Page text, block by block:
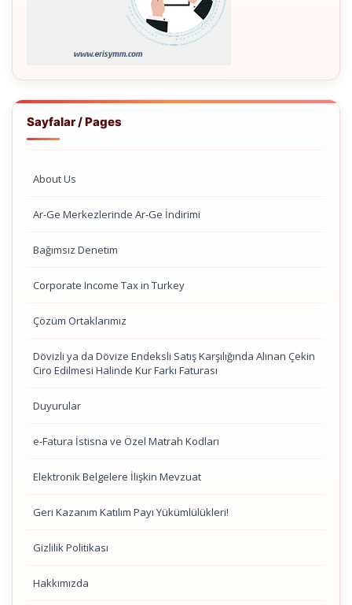
Sayfalar / Pages
About Us
Ar-Ge Merkezlerinde Ar-Ge İndirimi
Bağımsız Denetim
Corporate Income Tax in Turkey
Çözüm Ortaklarımız
Dövizli ya da Dövize Endeksli Satış Karşılığında Alınan Çekin
Ciro Edilmesi Halinde Kur Farkı Faturası
Duyurular
e-Fatura İstisna ve Özel Matrah Kodları
Elektronik Belgelere İlişkin Mevzuat
Geri Kazanım Katılım Payı Yükümlülükleri!
Gizlilik Politikası
Hakkımızda